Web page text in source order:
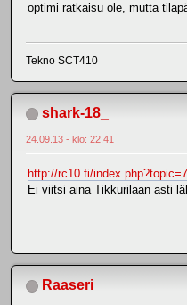
optimi ratkaisu ole, mutta
Tekno SCT410
shark-18_
24.09.13 - klo: 22.41
http://rc10.fi/
Ei viitsi aina Tikkurilaan asti
Raaseri